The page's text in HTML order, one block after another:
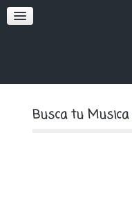
SOFT
Busca tu Musica